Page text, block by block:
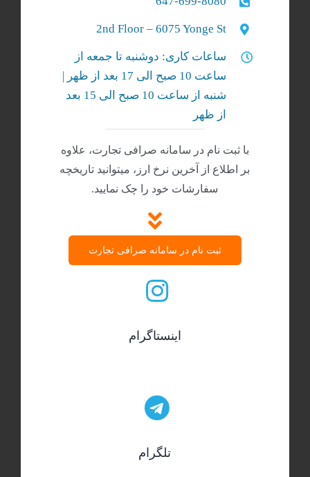
2nd Floor – 6075 Yonge St
ساعات کاری: دوشنبه تا جمعه از
ساعت 10 صبح الی 17 بعد از ظهر |
شنبه‌ از ساعت 10 صبح الی 15 بعد
از ظهر
با ثبت نام در سامانه صرافی تجارت، علاوه
بر اطلاع از آخرین نرخ ارز، میتوانید تاریخچه
سفارشات خود را چک نمایید.
ثبت نام در سامانه صرافی تجارت
اینستاگرام
تلگرام